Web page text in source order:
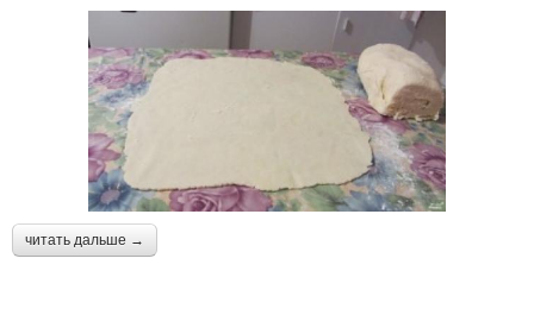
читать дальше →